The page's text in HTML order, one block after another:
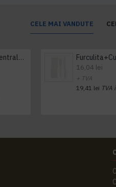
CELE MAI VANDUTE
Prosop derulare centrala 1 pliu, 300 m Tork
16,04 lei
+ TVA
19,41 lei TVA